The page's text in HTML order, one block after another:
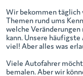
Wir bekommen täglich
Themen rund ums
welche
kann. Unsere
viel! Aber alles was
Viele Autofahrer
bemalen. Aber wir